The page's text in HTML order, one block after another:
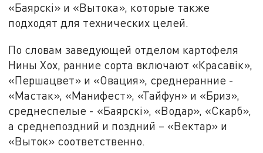
«Баярскi» и «Вытока», которые также
подходят для технических целей.
По словам заведующей отделом картофеля
Нины Хох, ранние сорта включают «Красавiк»,
«Першацвет» и «Овация», среднеранние -
«Мастак», «Манифест», «Тайфун» и «Бриз»,
среднеспелые - «Баярскi», «Водар», «Скарб»,
а среднепоздний и поздний – «Вектар» и
«Выток» соответственно.